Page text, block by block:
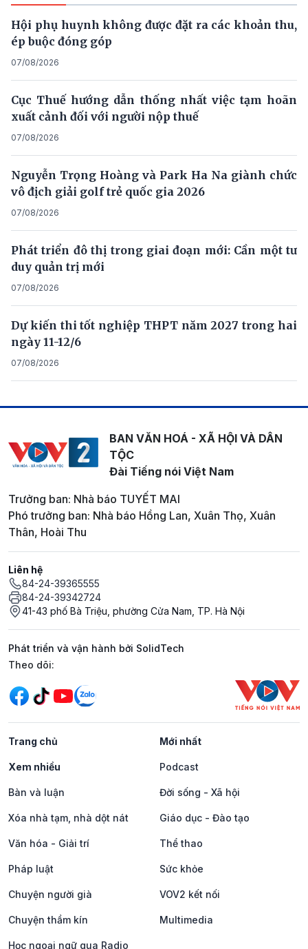
Hội phụ huynh không được đặt ra các khoản thu,
ép buộc đóng góp
07/08/2026
Cục Thuế hướng dẫn thống nhất việc tạm hoãn
xuất cảnh đối với người nộp thuế
07/08/2026
Nguyễn Trọng Hoàng và Park Ha Na giành chức
vô địch giải golf trẻ quốc gia 2026
07/08/2026
Phát triển đô thị trong giai đoạn mới: Cần một tư
duy quản trị mới
07/08/2026
Dự kiến thi tốt nghiệp THPT năm 2027 trong hai
ngày 11-12/6
07/08/2026
BAN VĂN HOÁ - XÃ HỘI VÀ DÂN
TỘC
Đài Tiếng nói Việt Nam
Trưởng ban: Nhà báo TUYẾT MAI
Phó trưởng ban: Nhà báo Hồng Lan, Xuân Thọ, Xuân
Thân, Hoài Thu
Liên hệ
84-24-39365555
84-24-39342724
41-43 phố Bà Triệu, phường Cửa Nam, TP. Hà Nội
Phát triển và vận hành bởi SolidTech
Mạng xã hội
Theo dõi:
Trang chủ Mới nhất
Xem nhiều Podcast
Bàn và luận Đời sống - Xã hội
Xóa nhà tạm, nhà dột nát Giáo dục - Đào tạo
Văn hóa - Giải trí Thể thao
Pháp luật Sức khỏe
Chuyện người già VOV2 kết nối
Chuyện thầm kín Multimedia
Học ngoại ngữ qua Radio